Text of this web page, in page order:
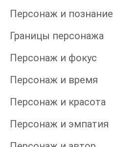
Персонаж и познание
Границы персонажа
Персонаж и фокус
Персонаж и время
Персонаж и красота
Персонаж и эмпатия